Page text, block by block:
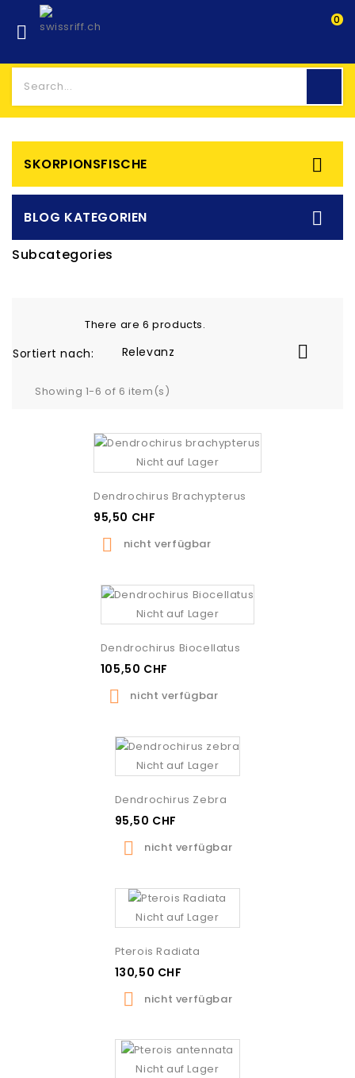

0
SKORPIONSFISCHE 
BLOG KATEGORIEN 
Subcategories
There are 6 products.
Sortiert nach: Relevanz 
Showing 1-6 of 6 item(s)
Nicht auf Lager
Dendrochirus Brachypterus
95,50 CHF
 nicht verfügbar
Nicht auf Lager
Dendrochirus Biocellatus
105,50 CHF
 nicht verfügbar
Nicht auf Lager
Dendrochirus Zebra
95,50 CHF
 nicht verfügbar
Nicht auf Lager
Pterois Radiata
130,50 CHF
 nicht verfügbar
Nicht auf Lager